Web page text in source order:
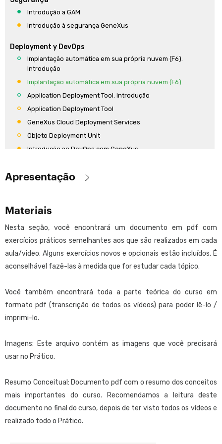
Introdução a GAM
Introdução à segurança GeneXus
Deployment y DevOps
Implantação automática em sua própria nuvem (F6).
Introdução
Implantação automática em sua própria nuvem (F6).
Application Deployment Tool. Introdução
Application Deployment Tool
GeneXus Cloud Deployment Services
Objeto Deployment Unit
Introdução ao DevOps com GeneXus
Apresentação
Fornecer os conceitos teóricos fundamentais do GeneXus e sua
aplicação prática, buscando utilizar a ferramenta de forma
otimizada. Neste curso são incluídos os conhecimentos
fornecidos no nível Júnior, complementando-os com maior
profundidade e adicionando temas de maior complexidade.
Orientado:
Para aqueles que desejam obter o domínio de GeneXus, suficiente
para poder desenvolver aplicações de média complexidade e sem
Pré-requisitos
bases de dados, recomendamos consultareste material antes do
início do curso.
Metodologia sugerida para o curso
Materiais
Nesta seção, você encontrará um documento em pdf com
exercícios práticos semelhantes aos que são realizados em cada
aula/video. Alguns exercícios novos e opcionais estão incluídos. É
aconselhável fazê-las à medida que for estudar cada tópico.
Você também encontrará toda a parte teórica do curso em
formato pdf (transcrição de todos os vídeos) para poder lê-lo /
imprimi-lo.
Imagens: Este arquivo contém as imagens que você precisará
usar no Prático.
Resumo Conceitual: Documento pdf com o resumo dos conceitos
mais importantes do curso. Recomendamos a leitura deste
documento no final do curso, depois de ter visto todos os vídeos e
realizado todo o Prático.